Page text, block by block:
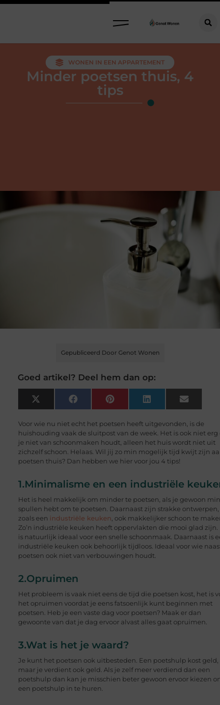
WONEN IN EEN APPARTEMENT
Minder poetsen thuis, 4
tips
Gepubliceerd Door Genot Wonen
Goed artikel? Deel hem dan op:
X
(Twitter)
FacebookPinterest LinkedIn Email
Voor wie nu niet echt het poetsen heeft uitgevonden, is de
huishouding vaak de sluitpost van de week. Het is ook niet erg
je niet van schoonmaken houdt, alleen het huis wordt niet uit
zichzelf schoon. Helaas. Wil jij zo min mogelijk tijd kwijt zijn
poetsen thuis? Dan hebben we hier voor jou 4 tips!
1.Minimalisme en een industriële
Het is heel makkelijk om minder te poetsen, als je gewoon
spullen hebt om te poetsen. Daarnaast zijn strakke ontwerpen,
zoals een industriële keuken , ook makkelijker schoon te
Zo’n industriële keuken heeft oppervlakten die mooi glad zijn.
is natuurlijk ideaal voor een snelle schoonmaak. Daarnaast is
industriële keuken ook behoorlijk tijdloos. Ideaal voor wie
poetsen ook niet van verbouwingen houdt.
2.Opruimen
Het probleem is vaak niet eens de tijd die poetsen kost, het is
het opruimen voordat je eens fatsoenlijk kunt beginnen met
poetsen. Heb je een vaste dag voor poetsen? Maak er dan
gewoonte van dat je dag ervoor alvast alles gaat opruimen.
3.Wat is het je waard?
Je kunt het poetsen ook uitbesteden. Een poetshulp kost geld,
maar je verdient ook geld. Als je zelf meer verdiend dan een
poetshulp dan kan je misschien beter gewoon ervoor kiezen
een poetshulp in te huren.